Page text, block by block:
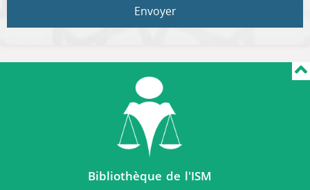
Envoyer
Bibliothèque de l'ISM